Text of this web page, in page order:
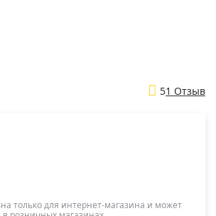
51 Отзыв
только для интернет-магазина и может